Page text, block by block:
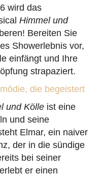
wird das
Himmel und
Bereiten Sie
Showerlebnis vor,
einfängt und Ihre
strapaziert.
die begeistert
und Kölle ist eine
und seine
Elmar, ein naiver
der in die sündige
bei seiner
er einen